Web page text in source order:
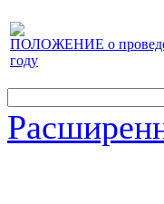
ПОЛОЖЕНИЕ о
году